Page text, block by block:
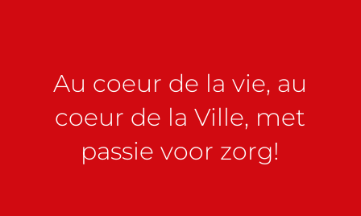
Au coeur de la vie, au
coeur de la Ville, met
passie voor zorg!